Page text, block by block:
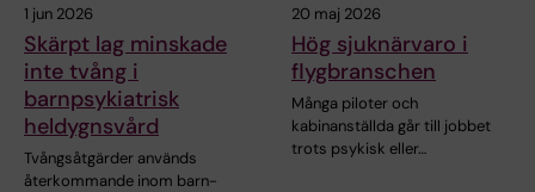
1 jun 2026
Skärpt lag minskade
inte tvång i
barnpsykiatrisk
heldygnsvård
Tvångsåtgärder används
återkommande inom barn-
20 maj 2026
Hög sjuknärvaro i
flygbranschen
Många piloter och
kabinanställda går till jobbet
trots psykisk eller…